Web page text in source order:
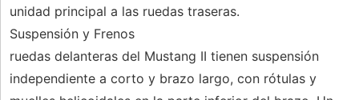
unidad principal a las ruedas traseras.
Suspensión y Frenos
ruedas delanteras del Mustang II tienen suspensión
independiente a corto y brazo largo, con rótulas y